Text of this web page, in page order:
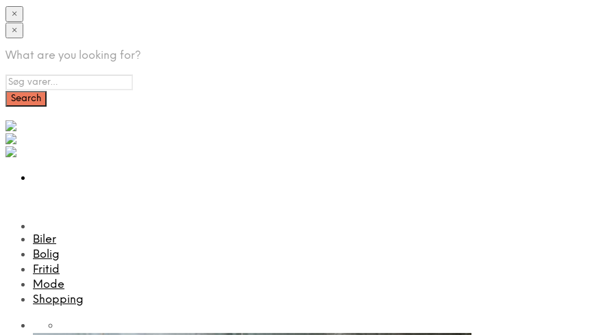
×
×
What are you looking for?
Biler
Bolig
Fritid
Mode
Shopping